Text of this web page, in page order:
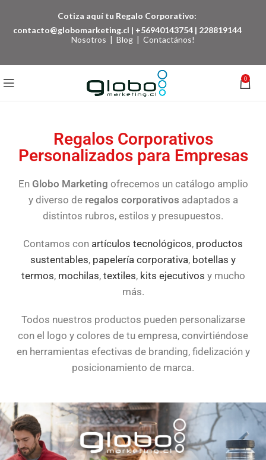
Cotiza aquí tu Regalo Corporativo:
contacto@globomarketing.cl | +56940143754 | 228819144
Nosotros | Blog | Contactános!
0
Regalos Corporativos
Personalizados para Empresas
En Globo Marketing ofrecemos un catálogo amplio
y diverso de regalos corporativos adaptados a
distintos rubros, estilos y presupuestos.
Contamos con artículos tecnológicos, productos
sustentables, papelería corporativa, botellas y
termos, mochilas, textiles, kits ejecutivos y mucho
más.
Todos nuestros productos pueden personalizarse
con el logo y colores de tu empresa, convirtiéndose
en herramientas efectivas de branding, fidelización y
posicionamiento de marca.